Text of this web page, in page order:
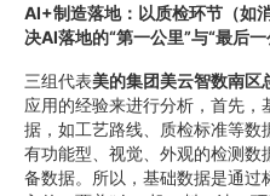
AI+制造落地：以质检环节（如
决AI落地的“第一公里”与“最后一
三组代表美的集团美云智数南区
应用的经验来进行分析，首先
据，如工艺路线、质检标准等
有功能型、视觉、外观的检测数
备数据。所以，基础数据是通过